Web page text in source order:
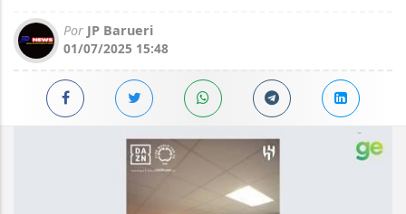
Por JP Barueri
01/07/2025 15:48